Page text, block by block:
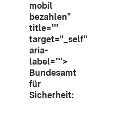
mobil
bezahlen"
title=""
target="_self"
aria-
label="">
Bundesamt
für
Sicherheit: